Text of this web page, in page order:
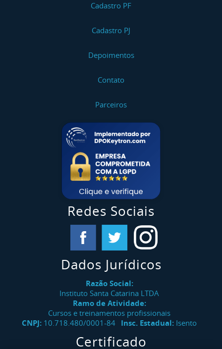
Cadastro PF
Cadastro PJ
Depoimentos
Contato
Parceiros
Redes Sociais
Dados Jurídicos
Razão Social:
Instituto Santa Catarina LTDA
Ramo de Atividade:
Cursos e treinamentos profissionais
CNPJ: 10.718.480/0001-84 Insc. Estadual: Isento
Certificado